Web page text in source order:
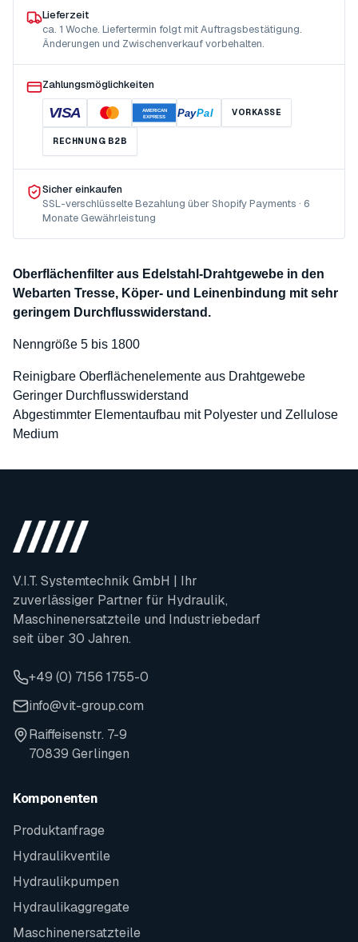
Lieferzeit
ca. 1 Woche. Liefertermin folgt mit Auftragsbestätigung.
Änderungen und Zwischenverkauf vorbehalten.
Zahlungsmöglichkeiten
VISA
AMERICAN
EXPRESS
PayPal VORKASSE
RECHNUNG B2B
Sicher einkaufen
SSL-verschlüsselte Bezahlung über Shopify Payments · 6
Monate Gewährleistung
Oberflächenfilter aus Edelstahl-Drahtgewebe in den
Webarten Tresse, Köper- und Leinenbindung mit sehr
geringem Durchflusswiderstand.
Nenngröße 5 bis 1800
Reinigbare Oberflächenelemente aus Drahtgewebe
Geringer Durchflusswiderstand
Abgestimmter Elementaufbau mit Polyester und Zellulose
Medium
V.I.T. Systemtechnik GmbH | Ihr
zuverlässiger Partner für Hydraulik,
Maschinenersatzteile und Industriebedarf
seit über 30 Jahren.
+49 (0) 7156 1755-0
info@vit-group.com
Raiffeisenstr. 7-9
70839 Gerlingen
Komponenten
Produktanfrage
Hydraulikventile
Hydraulikpumpen
Hydraulikaggregate
Maschinenersatzteile